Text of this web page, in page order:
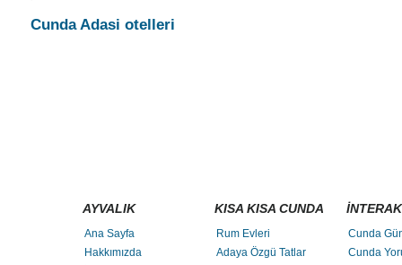
Cunda Adasi otelleri
AYVALIK KISA KISA CUNDA
Ana Sayfa
Hakkımızda
Rum Evleri
Adaya Özgü Tatlar
Cunda
Cunda